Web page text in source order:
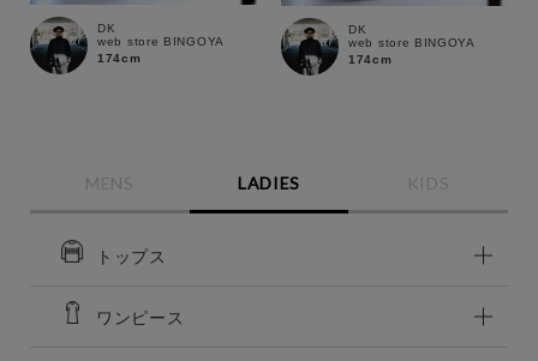
DK
web store BINGOYA
174cm
DK
web store BINGOYA
174cm
MENS LADIES KIDS
トップス
ワンピース